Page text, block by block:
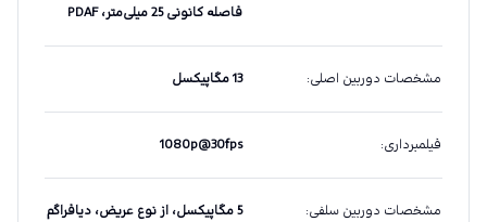
فاصله کانونی 25 میلی‌متر، PDAF
مشخصات دوربین اصلی: 13 مگاپیکسل
فیلمبرداری:
1080p@30fps
مشخصات دوربین سلفی:
5 مگاپیکسل، از نوع عریض، دیافراگم